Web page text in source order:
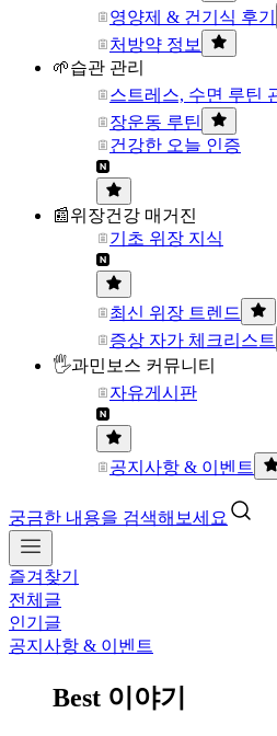
영양제 & 건기식 후기
처방약 정보
🌱습관 관리
스트레스, 수면 루틴
장운동 루틴
건강한 오늘 인증
📰위장건강 매거진
기초 위장 지식
최신 위장 트렌드
증상 자가 체크리스트
🖐과민보스 커뮤니티
자유게시판
공지사항 & 이벤트
궁금한 내용을 검색해보세요
즐겨찾기
전체글
인기글
공지사항 & 이벤트
Best 이야기